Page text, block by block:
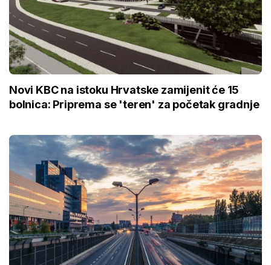
Novi KBC na istoku Hrvatske zamijenit će 15
bolnica: Priprema se 'teren' za početak gradnje